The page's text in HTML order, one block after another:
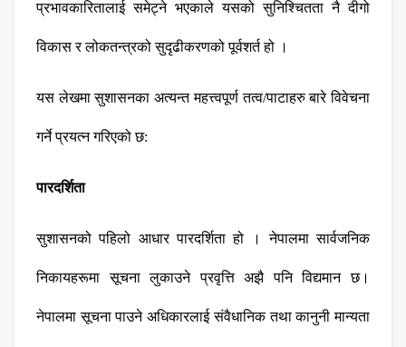
प्रभावकारितालाई समेट्ने भएकाले यसको सुनिश्चितता नै दीगो
विकास र लोकतन्त्रको सुदृढीकरणको पूर्वशर्त हो ।
यस लेखमा सुशासनका अत्यन्त महत्त्वपूर्ण तत्व/पाटाहरु बारे विवेचना
गर्ने प्रयत्न गरिएको छ:
पारदर्शिता
सुशासनको पहिलो आधार पारदर्शिता हो । नेपालमा सार्वजनिक
निकायहरूमा सूचना लुकाउने प्रवृत्ति अझै पनि विद्यमान छ।
नेपालमा सूचना पाउने अधिकारलाई संवैधानिक तथा कानुनी मान्यता